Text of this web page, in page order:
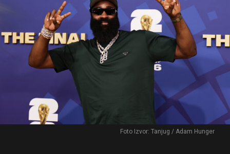
Foto Izvor: Tanjug / Adam Hunger